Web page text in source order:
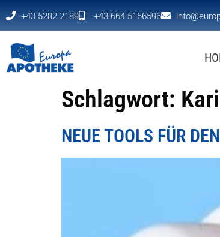
+43 5282 2189 +43 664 5156596
Schlagwort:
NEUE TOOLS FÜR